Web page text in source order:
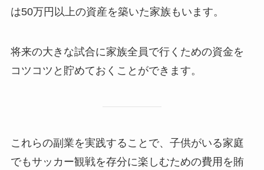
は50万円以上の資産を築いた家族もいます。
将来の大きな試合に家族全員で行くための資金を
コツコツと貯めておくことができます。
これらの副業を実践することで、子供がいる家庭
でもサッカー観戦を存分に楽しむための費用を賄